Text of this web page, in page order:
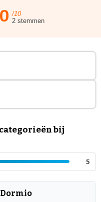
/10
2 stemmen
bij
5